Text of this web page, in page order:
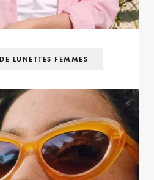
LUNETTES FEMMES